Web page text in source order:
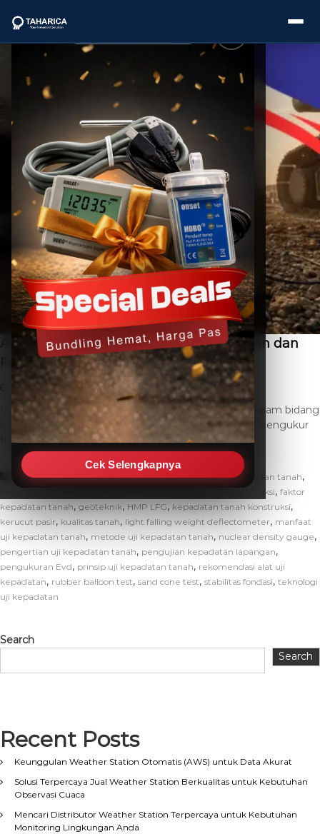
Cek Selengkapnya
Categories
Brands
Service
Industries
Blogs
Apa Itu Uji Kepadatan Tanah? Pengertian dan
Fungsi
April 21, 2026 THC SEO Leave a Comment
Uji kepadatan tanah merupakan prosedur esensial dalam bidang
konstruksi dan geoteknik. Proses ini secara spesifik mengukur
tingkat kekompakan dan daya […]
Artikel alat uji kepadatan tanah,apa itu uji kepadatan tanah,
efisiensi proyek konstruksi, faktor
kepadatan tanah, geoteknik, HMP LFG, kepadatan tanah konstruksi,
kerucut pasir, kualitas tanah, light falling weight deflectometer, manfaat
uji kepadatan tanah, metode uji kepadatan tanah, nuclear density gauge,
pengertian uji kepadatan tanah, pengujian kepadatan lapangan,
pengukuran Evd, prinsip uji kepadatan tanah, rekomendasi alat uji
kepadatan, rubber balloon test, sand cone test, stabilitas fondasi, teknologi
uji kepadatan
Search
Search
Recent Posts
Keunggulan Weather Station Otomatis (AWS) untuk Data Akurat
Solusi Terpercaya Jual Weather Station Berkualitas untuk Kebutuhan
Observasi Cuaca
Mencari Distributor Weather Station Terpercaya untuk Kebutuhan
Monitoring Lingkungan Anda